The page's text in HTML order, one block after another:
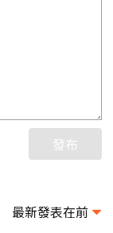
發布
最新發表在前